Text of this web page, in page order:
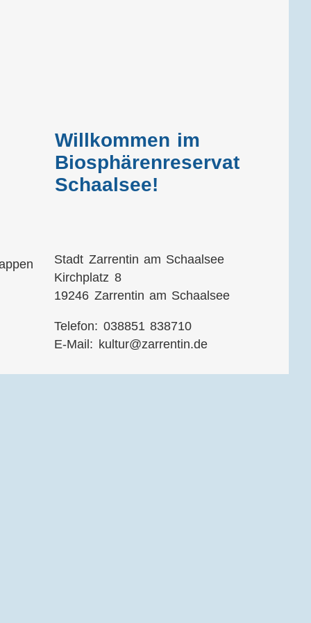
Willkommen im
Biosphärenreservat
Schaalsee!
Stadt Zarrentin am Schaalsee
Kirchplatz 8
19246 Zarrentin am Schaalsee
Telefon: 038851 838710
E-Mail: kultur@zarrentin.de